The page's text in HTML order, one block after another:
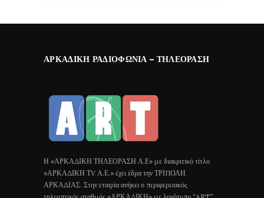
ΑΡΚΑΔΙΚΉ ΡΑΔΙΟΦΩΝΊΑ – ΤΗΛΕΌΡΑΣΗ
Η «ΑΡΚΑΔΙΚΗ ΤΗΛΕΟΡΑΣΗ Α.Ε» με διακριτικό τίτλο
«ΑΡΚΑΔΙΚΗ ΤV Α.Ε.» έχει έδρα την ΤΡΙΠΟΛΗ
ΑΡΚΑΔΙΑΣ. Στην εταιρία ανήκει ο περιφερειακός